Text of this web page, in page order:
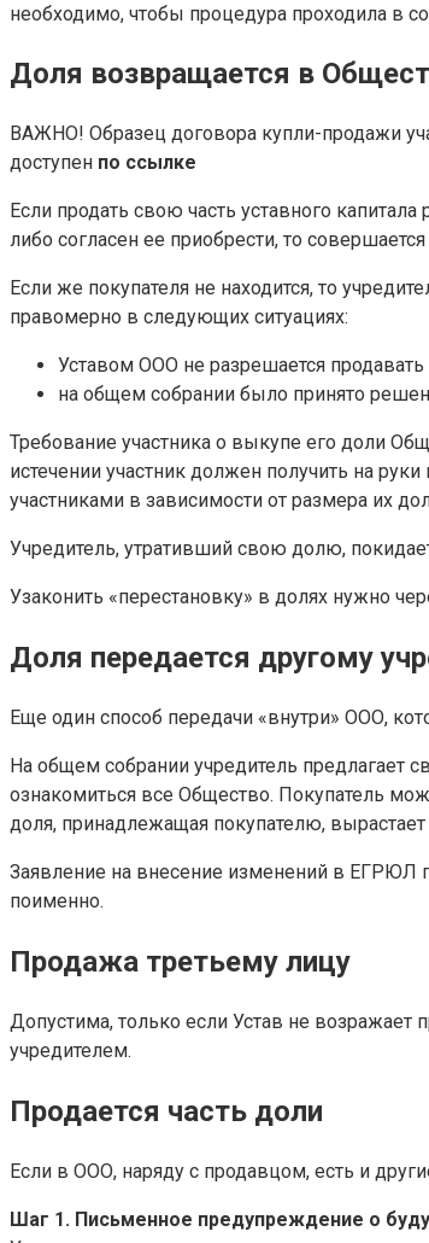
необходимо, чтобы процедура проходила в
Доля возвращается в
ВАЖНО! Образец договора купли-продажи
доступен по ссылке
Если продать свою часть уставного
либо согласен ее приобрести, то
Если же покупателя не находится, то
правомерно в следующих ситуациях:
Уставом ООО не разрешается
на общем собрании было принято
Требование участника о выкупе его доли
истечении участник должен получить на
участниками в зависимости от размера их
Учредитель, утративший свою долю,
Узаконить «перестановку» в долях нужно
Доля передается другому
Еще один способ передачи «внутри» ООО,
На общем собрании учредитель предлагает
ознакомиться все Общество. Покупатель
доля, принадлежащая покупателю, вырастает
Заявление на внесение изменений в ЕГРЮЛ
поименно.
Продажа третьему лицу
Допустима, только если Устав не возражает
учредителем.
Продается часть доли
Если в ООО, наряду с продавцом, есть и
Шаг 1. Письменное предупреждение о